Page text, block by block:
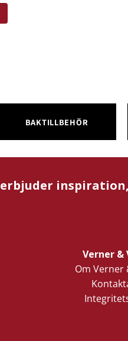
BAKTILLBEHÖR
Verner &
Om Verner